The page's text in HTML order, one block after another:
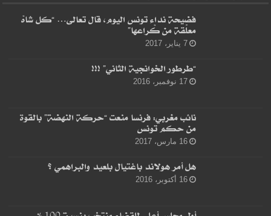
فضيحة نداء تونس اليوم، قال تعالى… “كل شاهْ
معلّقة من كْراعها”
7 يناير، 2017
“طرطور الخوانجية الثاني” !!!
17 نوفمبر، 2016
نائب مغربي: فرنسا منعت “حركة النهضة” بالقوة
من حكم تونس
16 مارس، 2017
هل أمر هولاند باغتيال بلعيد والبراهمي ؟
16 أكتوبر، 2016